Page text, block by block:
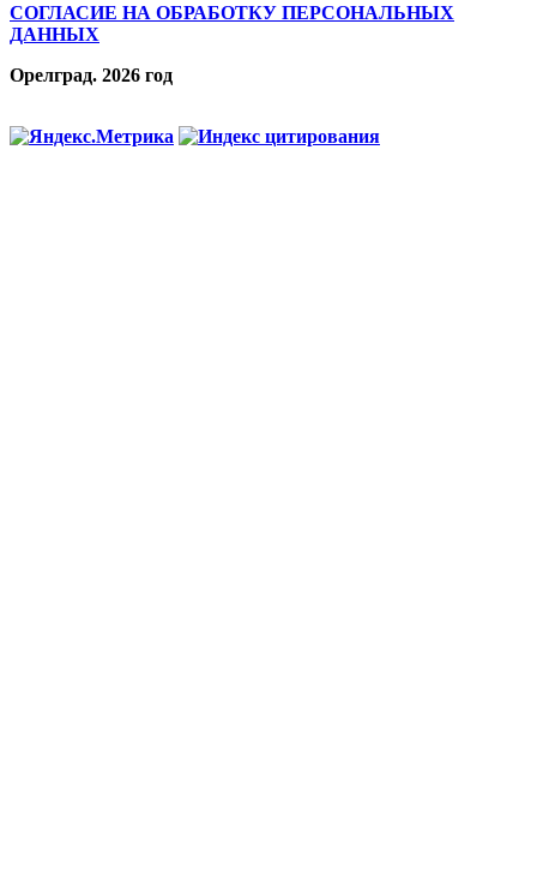
СОГЛАСИЕ НА ОБРАБОТКУ ПЕРСОНАЛЬНЫХ
ДАННЫХ
Орелград. 2026 год